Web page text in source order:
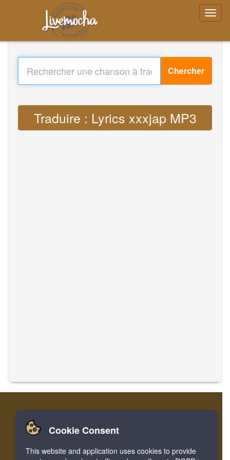
Chercher
Traduire : Lyrics xxxjap MP3
Accueil Login Register
Facebook Twitter Bookmark
Cookie Consent
This website and application uses cookies to provide